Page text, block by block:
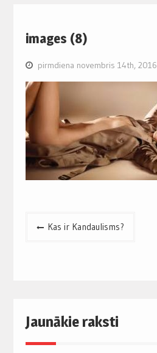
images (8)
pirmdiena novembris 14th, 2016
PostKas ir Kandaulisms?
Jaunākie raksti